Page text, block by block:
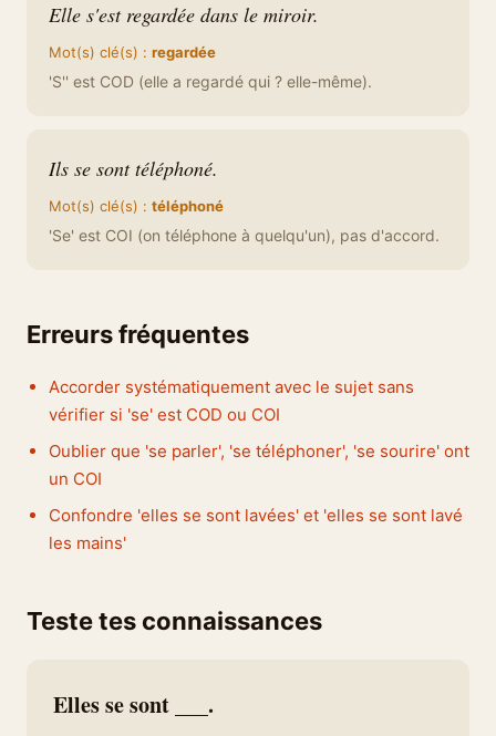
Elle s'est regardée dans le miroir.
Mot(s) clé(s) : regardée
'S'' est COD (elle a regardé qui ? elle-même).
Ils se sont téléphoné.
Mot(s) clé(s) : téléphoné
'Se' est COI (on téléphone à quelqu'un), pas d'accord.
Erreurs fréquentes
Accorder systématiquement avec le sujet sans
vérifier si 'se' est COD ou COI
Oublier que 'se parler', 'se téléphoner', 'se sourire' ont
un COI
Confondre 'elles se sont lavées' et 'elles se sont lavé
les mains'
Teste tes connaissances
Elles se sont ___.